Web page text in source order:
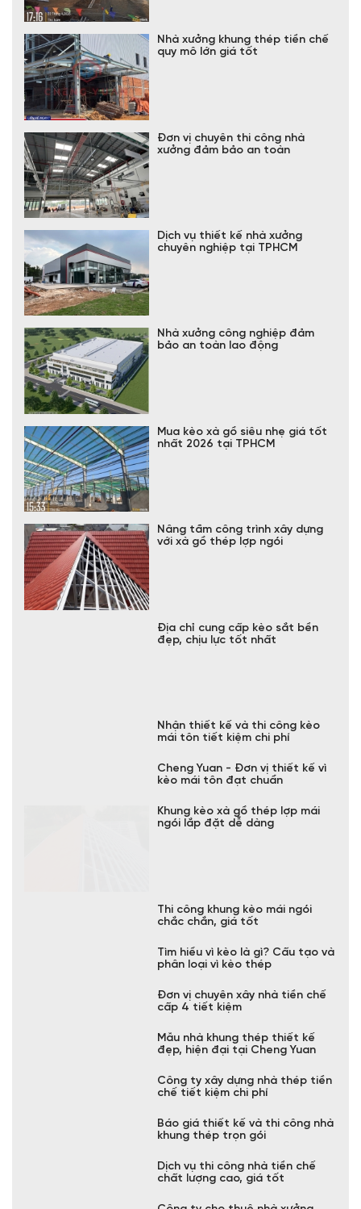
Nhà xưởng khung thép tiền chế
quy mô lớn giá tốt
Đơn vị chuyên thi công nhà
xưởng đảm bảo an toàn
Dịch vụ thiết kế nhà xưởng
chuyên nghiệp tại TPHCM
Nhà xưởng công nghiệp đảm
bảo an toàn lao động
Mua kèo xà gồ siêu nhẹ giá tốt
nhất 2026 tại TPHCM
Nâng tầm công trình xây dựng
với xà gồ thép lợp ngói
Địa chỉ cung cấp kèo sắt bền
đẹp, chịu lực tốt nhất
Nhận thiết kế và thi công kèo
mái tôn tiết kiệm chi phí
Cheng Yuan - Đơn vị thiết kế vì
Khung kèo xà gồ thép lợp mái
chắc chắn, giá tốt
Tìm hiểu vì kèo là gì? Cấu tạo và
phân loại vì kèo thép